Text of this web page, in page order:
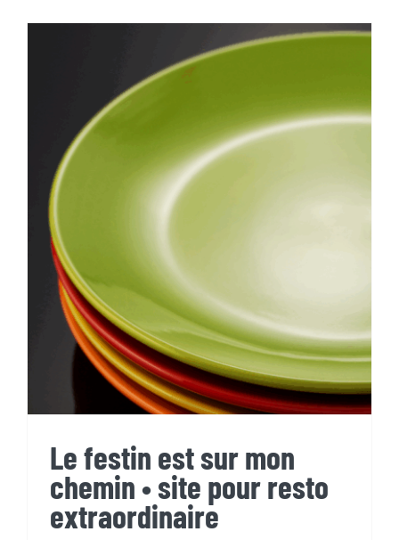
Le festin est sur mon chemin
• site pour resto
extraordinaire
Le festin est sur mon
chemin • site pour resto
extraordinaire